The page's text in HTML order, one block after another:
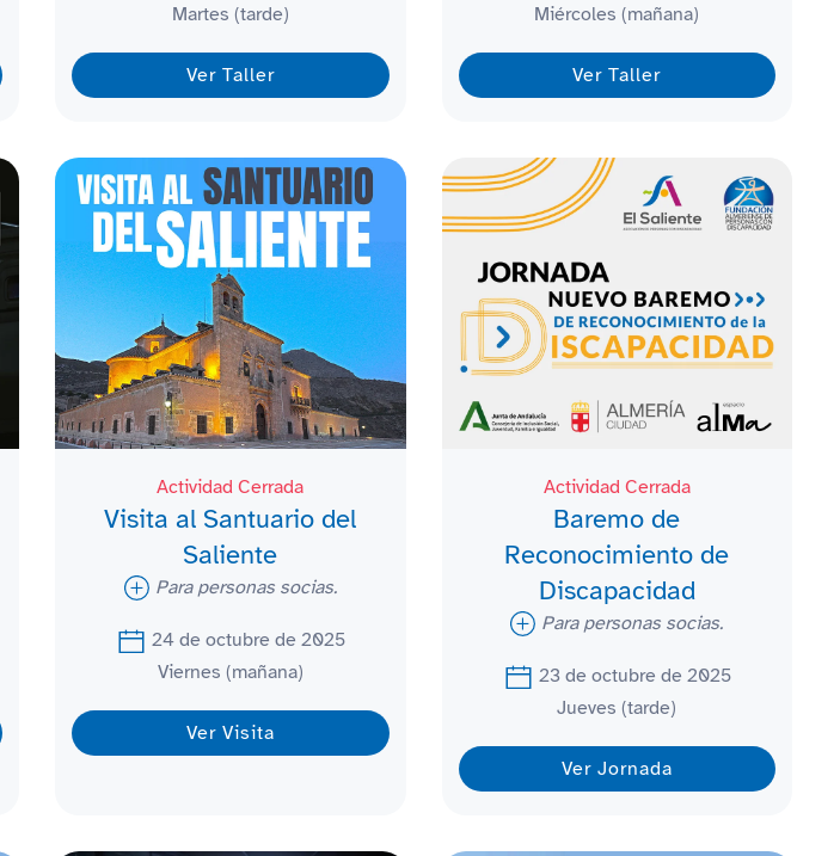
Martes (tarde)
Ver Taller
Miércoles (mañana)
Ver Taller
Actividad Cerrada
Visita al Santuario del
Saliente
Para personas socias.
24 de octubre de 2025
Viernes (mañana)
Ver Visita
Actividad Cerrada
Baremo de
Reconocimiento de
Discapacidad
Para personas socias.
23 de octubre de 2025
Jueves (tarde)
Ver Jornada